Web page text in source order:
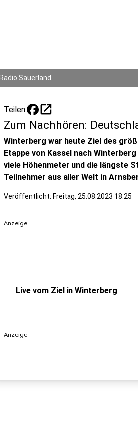
Radio Sauerland
Teilen: open_in_new
Zum Nachhören:
Winterberg war heute Ziel des
Etappe von Kassel nach
viele Höhenmeter und die längste
Teilnehmer aus aller Welt in
Veröffentlicht: Freitag, 25.08.2023 18:25
Anzeige
Live vom Ziel in Winterberg
Anzeige